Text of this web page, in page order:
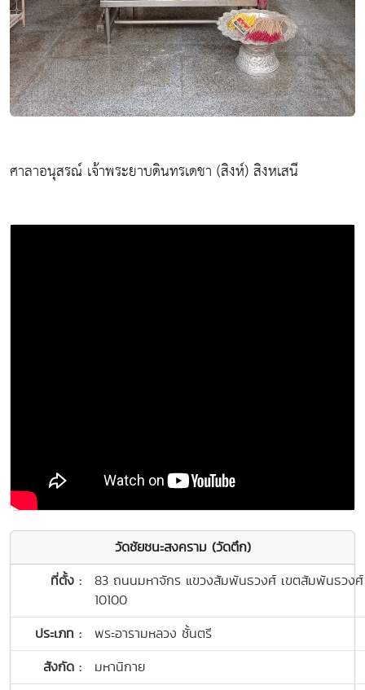
ศาลาอนุสรณ์ เจ้าพระยาบดินทรเดชา (สิงห์) สิงหเสนี
วัดชัยชนะสงคราม (วัดตึก)
ที่ตั้ง :
83 ถนนมหาจักร แขวงสัมพันธวงศ์ เขตสัมพันธวง
10100
ประเภท :
พระอารามหลวง ชั้นตรี
สังกัด :
มหานิกาย